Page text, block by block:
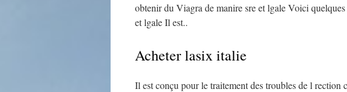
obtenir du Viagra de manire sre et lgale Voici
et lgale Il est..
Acheter lasix italie
Il est conçu pour le traitement des troubles de l rection